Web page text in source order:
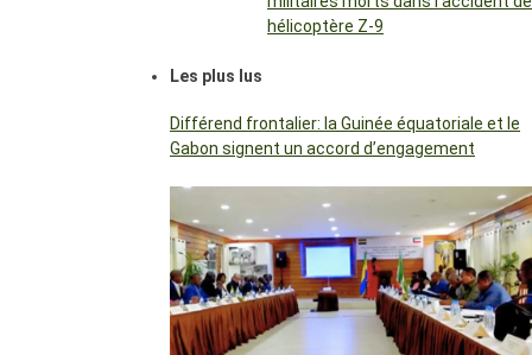
hélicoptère Z-9
Les plus lus
Différend frontalier: la Guinée équatoriale et le
Gabon signent un accord d’engagement